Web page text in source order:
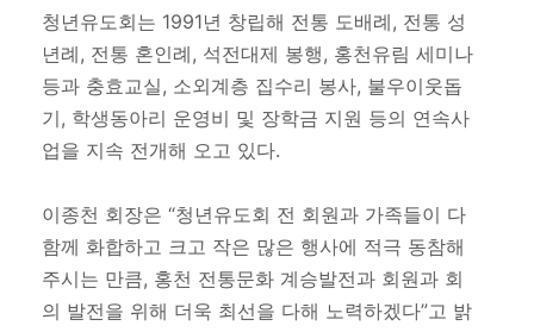
청년유도회는 1991년 창립해 전통 도배례, 전통 성
년례, 전통 혼인례, 석전대제 봉행, 홍천유림 세미나
등과 충효교실, 소외계층 집수리 봉사, 불우이웃돕
기, 학생동아리 운영비 및 장학금 지원 등의 연속사
업을 지속 전개해 오고 있다.
이종천 회장은 “청년유도회 전 회원과 가족들이 다
함께 화합하고 크고 작은 많은 행사에 적극 동참해
주시는 만큼, 홍천 전통문화 계승발전과 회원과 회
의 발전을 위해 더욱 최선을 다해 노력하겠다”고 밝